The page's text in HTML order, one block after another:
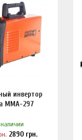
инвертор
ММА-297
2890 грн.